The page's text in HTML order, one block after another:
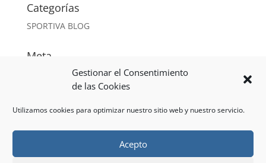
Gestionar el Consentimiento
de las Cookies
Utilizamos cookies para optimizar nuestro sitio web y nuestro servicio.
Acepto
Categorías
SPORTIVA BLOG
Meta
Feed de entradas
Feed de comentarios